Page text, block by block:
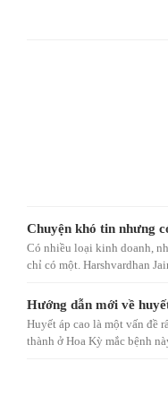
Chuyện khó tin nhưng
Có nhiều loại kinh doanh,
chỉ có một. Harshvardhan
Hướng dẫn mới về
Huyết áp cao là một vấn đề
thành ở Hoa Kỳ mắc bệnh